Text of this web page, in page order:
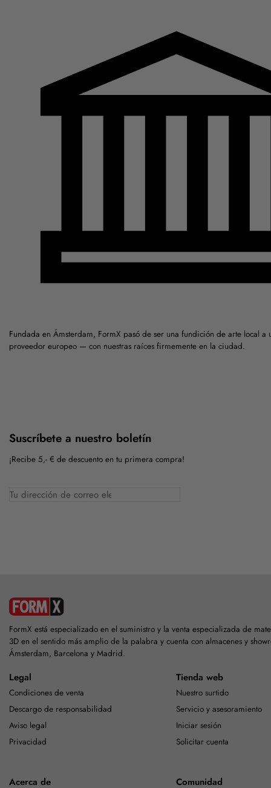
Fundada en Ámsterdam, FormX pasó de ser una fundición de arte local a
proveedor europeo — con nuestras raíces firmemente en la ciudad.
Suscríbete a nuestro boletín
¡Recibe 5,- € de descuento en tu primera compra!
FormX está especializado en el suministro y la venta especializada de
3D en el sentido más amplio de la palabra y cuenta con almacenes y
Ámsterdam, Barcelona y Madrid.
Legal
Condiciones de venta
Descargo de responsabilidad
Aviso legal
Privacidad
Tienda web
Nuestro surtido
Servicio y asesoramiento
Iniciar sesión
Solicitar cuenta
Acerca de Comunidad